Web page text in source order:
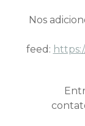
Nos
feed: